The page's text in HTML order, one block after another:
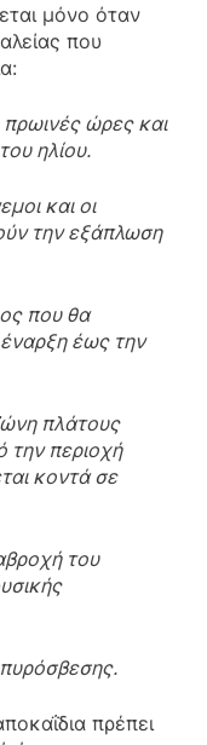
μόνο όταν
που
πρωινές ώρες και
ηλίου.
και οι
την εξάπλωση
που θα
έναρξη έως την
πλάτους
την περιοχή
κοντά σε
του
πρέπει